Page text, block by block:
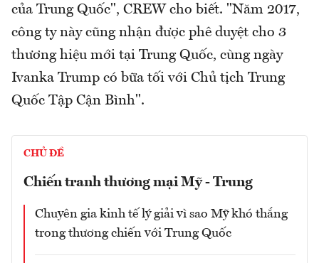
của Trung Quốc", CREW cho biết. "Năm 2017,
công ty này cũng nhận được phê duyệt cho 3
thương hiệu mới tại Trung Quốc, cùng ngày
Ivanka Trump có bữa tối với Chủ tịch Trung
Quốc Tập Cận Bình".
CHỦ ĐỀ
Chiến tranh thương mại Mỹ - Trung
Chuyên gia kinh tế lý giải vì sao Mỹ khó thắng
trong thương chiến với Trung Quốc